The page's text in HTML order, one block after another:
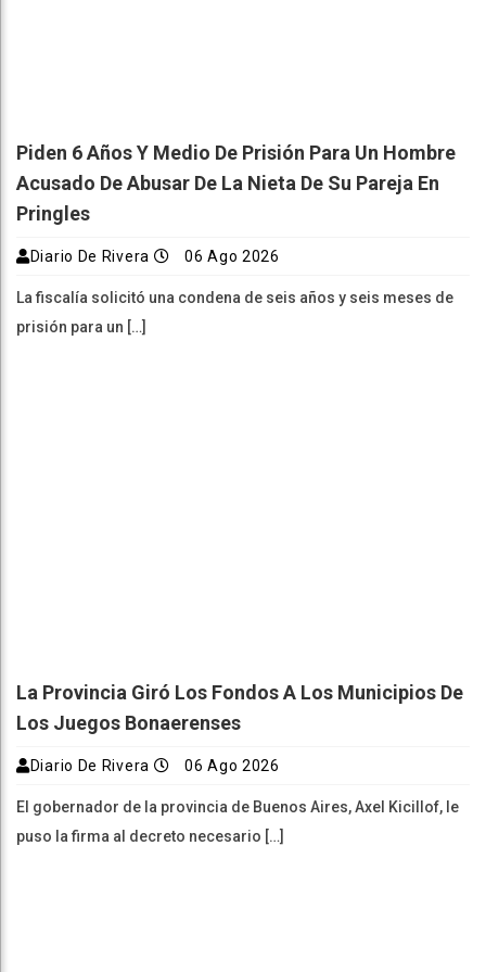
Piden 6 Años Y Medio De Prisión Para Un Hombre
Acusado De Abusar De La Nieta De Su Pareja En
Pringles
Diario De Rivera 06 Ago 2026
La fiscalía solicitó una condena de seis años y seis meses de
prisión para un […]
La Provincia Giró Los Fondos A Los Municipios De
Los Juegos Bonaerenses
Diario De Rivera 06 Ago 2026
El gobernador de la provincia de Buenos Aires, Axel Kicillof, le
puso la firma al decreto necesario […]